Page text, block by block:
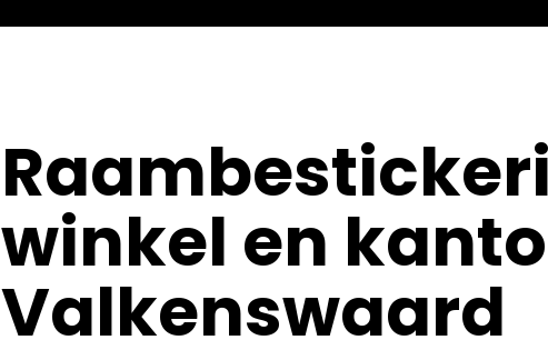
winkel en
Valkenswaard